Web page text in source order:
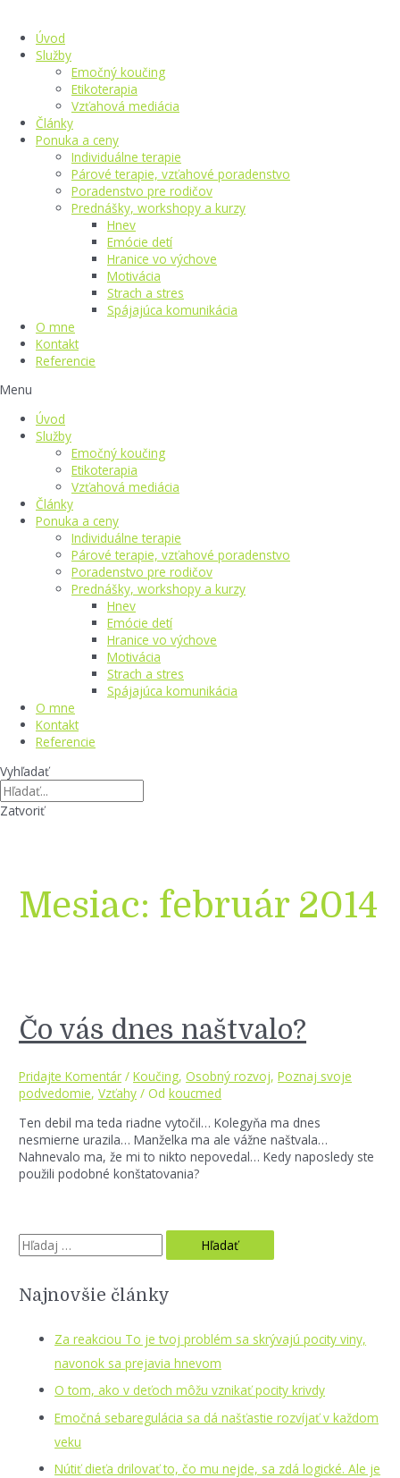
obsah Úvod
Služby
Emočný koučing
Etikoterapia
Vzťahová mediácia
Články
Ponuka a ceny
Individuálne terapie
Párové terapie, vzťahové poradenstvo
Poradenstvo pre rodičov
Prednášky, workshopy a kurzy
Hnev
Emócie detí
Hranice vo výchove
Motivácia
Strach a stres
Spájajúca komunikácia
O mne
Kontakt
Referencie
Menu
Úvod
Služby
Emočný koučing
Etikoterapia
Vzťahová mediácia
Články
Ponuka a ceny
Individuálne terapie
Párové terapie, vzťahové poradenstvo
Poradenstvo pre rodičov
Prednášky, workshopy a kurzy
Hnev
Emócie detí
Hranice vo výchove
Motivácia
Strach a stres
Spájajúca komunikácia
O mne
Kontakt
Referencie
Vyhľadať
Zatvoriť
Mesiac: február 2014
Čo vás dnes naštvalo?
Pridajte Komentár /Koučing,Osobný rozvoj,Poznaj svoje
podvedomie,Vzťahy / Od koucmed
Ten debil ma teda riadne vytočil… Kolegyňa ma dnes
nesmierne urazila… Manželka ma ale vážne naštvala…
Nahnevalo ma, že mi to nikto nepovedal… Kedy naposledy ste
použili podobné konštatovania?
S
a
Najnovšie články
Za reakciou To je tvoj problém sa skrývajú pocity viny,
navonok sa prejavia hnevom
O tom, ako v deťoch môžu vznikať pocity krivdy
Emočná sebaregulácia sa dá našťastie rozvíjať v každom
veku
Nútiť dieťa drilovať to, čo mu nejde, sa zdá logické. Ale je